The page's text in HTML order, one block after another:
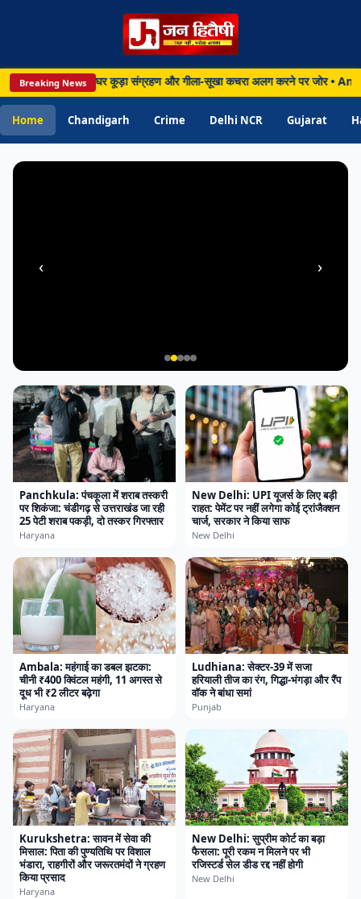
Breaking News
तेज, घर-घर कूड़ा संग्रहण और गीला-सूखा कचरा अलग करने पर जोर • Amritsar:
Home Chandigarh Crime Delhi NCR Gujarat
‹ ›
Chandigarh • 09 Aug 2026
Amritsar: डॉक्टर को पिस्तौल दिखाकर मांगी
10 लाख की फिरौती, अमृतसर पुलिस ने 12 घंटे में
आरोपी दबोचा
Panchkula: पंचकूला में शराब तस्करी
पर शिकंजा: चंडीगढ़ से उत्तराखंड जा रही
25 पेटी शराब पकड़ी, दो तस्कर गिरफ्तार
Haryana
New Delhi: UPI यूजर्स के लिए बड़ी
राहत: पेमेंट पर नहीं लगेगा कोई ट्रांजैक्शन
चार्ज, सरकार ने किया साफ
New Delhi
Ambala: महंगाई का डबल झटका:
चीनी ₹400 क्विंटल महंगी, 11 अगस्त से
दूध भी ₹2 लीटर बढ़ेगा
Haryana
Ludhiana: सेक्टर-39 में सजा
हरियाली तीज का रंग, गिद्धा-भंगड़ा और रैंप
वॉक ने बांधा समां
Punjab
Kurukshetra: सावन में सेवा की
मिसाल: पिता की पुण्यतिथि पर विशाल
भंडारा, राहगीरों और जरूरतमंदों ने ग्रहण
किया प्रसाद
Haryana
New Delhi: सुप्रीम कोर्ट का बड़ा
फैसला: पूरी रकम न मिलने पर भी
रजिस्टर्ड सेल डीड रद्द नहीं होगी
New Delhi